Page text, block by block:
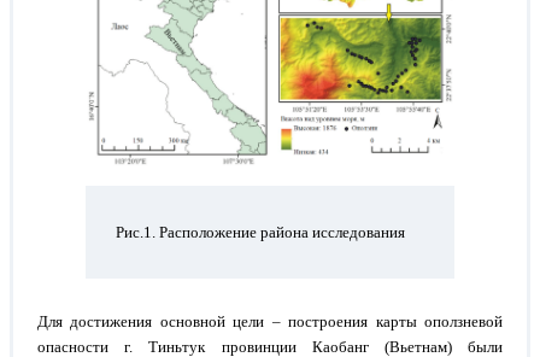
Рис.1. Расположение района исследования
Для достижения основной цели – построения карты оползневой
опасности г. Тиньтук провинции Каобанг (Вьетнам) были